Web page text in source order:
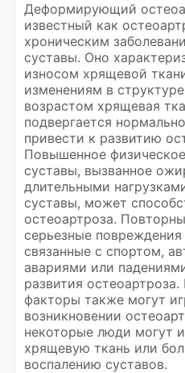
Деформирующий
известный как
хроническим
суставы. Оно
износом хрящевой
изменениям в
возрастом хрящевая
подвергается
привести к развитию
Повышенное
суставы, вызванное
длительными
суставы, может
остеоартроза.
серьезные
связанные с спортом,
авариями или
развития
факторы также могут
возникновении
некоторые люди могут
хрящевую ткань или
воспалению суставов.